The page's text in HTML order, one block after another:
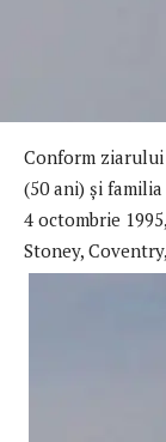
Conform ziarului
(50 ani) şi
4 octombrie
Stoney,